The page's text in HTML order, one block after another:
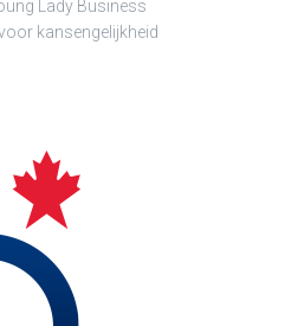
Lady Business
kansengelijkheid